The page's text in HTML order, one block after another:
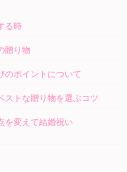
る時
贈り物
のポイントについて
ストな贈り物を選ぶコツ
を変えて結婚祝い